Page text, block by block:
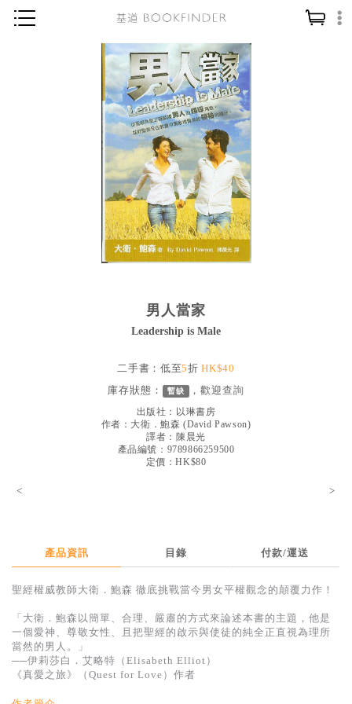
神學／教義
讀經／研經
信仰入門
教會歷史
靈修／禱告
信徒生活
教會事工
哲學／宗教比較
見證／傳記
文藝／勵志
暢銷榜
中文二手書
英文二手書
精選英文書
電子書
男人當家
Leadership is Male
二手書：低至5折HK$40
庫存狀態： 暫缺 ，歡迎查詢
出版社： 以琳書房
作者： 大衛．鮑森 (David Pawson)
譯者： 陳晨光
產品編號：9789866259500
定價：HK$80
< >
產品資訊 目錄 付款/運送
聖經權威教師大衛．鮑森 徹底挑戰當今男女平權觀念的顛覆力作！
「大衛．鮑森以簡單、合理、嚴肅的方式來論述本書的主題，他是
一個愛神、尊敬女性、且把聖經的啟示與使徒的純全正直視為理所
當然的男人。」
──伊莉莎白．艾略特（Elisabeth Elliot）
《真愛之旅》（Quest for Love）作者